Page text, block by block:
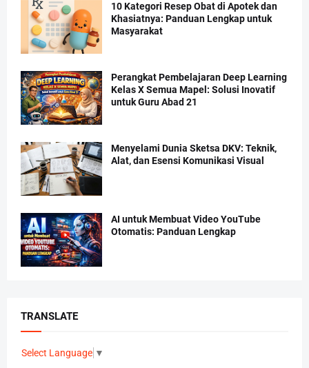
10 Kategori Resep Obat di Apotek dan
Khasiatnya: Panduan Lengkap untuk
Masyarakat
Perangkat Pembelajaran Deep Learning
Kelas X Semua Mapel: Solusi Inovatif
untuk Guru Abad 21
Menyelami Dunia Sketsa DKV: Teknik,
Alat, dan Esensi Komunikasi Visual
AI untuk Membuat Video YouTube
Otomatis: Panduan Lengkap
TRANSLATE
Select Language ▼